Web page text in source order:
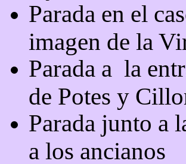
Parada en el
imagen de la
Parada a la
de Potes y
Parada junto a
a los ancianos